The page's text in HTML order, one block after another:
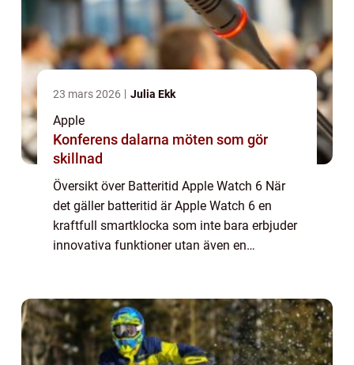
23 mars 2026 Julia Ekk
Apple
Konferens dalarna möten som gör
skillnad
Översikt över Batteritid Apple Watch 6 När
det gäller batteritid är Apple Watch 6 en
kraftfull smartklocka som inte bara erbjuder
innovativa funktioner utan även en
batteritid...